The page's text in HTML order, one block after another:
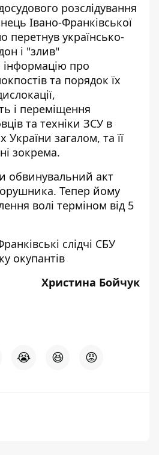
розслідування
Івано-Франківської
перетнув українсько-
і "злив"
про
та порядок їх
і переміщення
та техніки ЗСУ в
України загалом, та її
зокрема.
обвинувальний акт
Тепер йому
волі терміном від 5
слідчі СБУ
окупантів
Христина Бойчук
😭 😆 😡